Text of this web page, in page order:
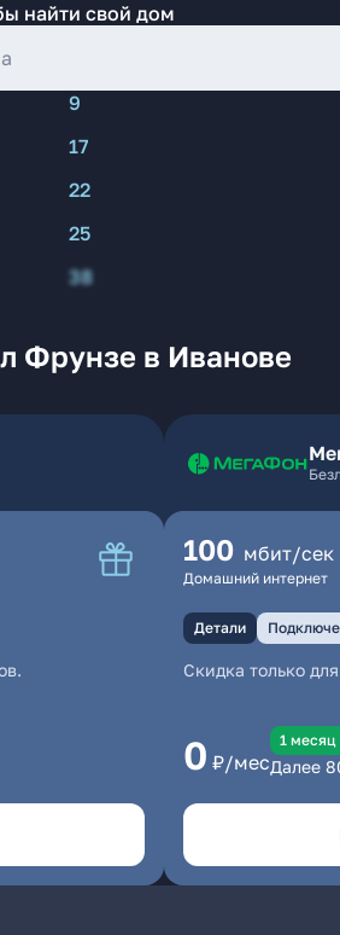
найти свой дом
9
17
22
25
38
Фрунзе в Иванове
100 мбит/сек
Домашний интернет
Детали
Скидка только
0 ₽/мес
1 месяц
Далее